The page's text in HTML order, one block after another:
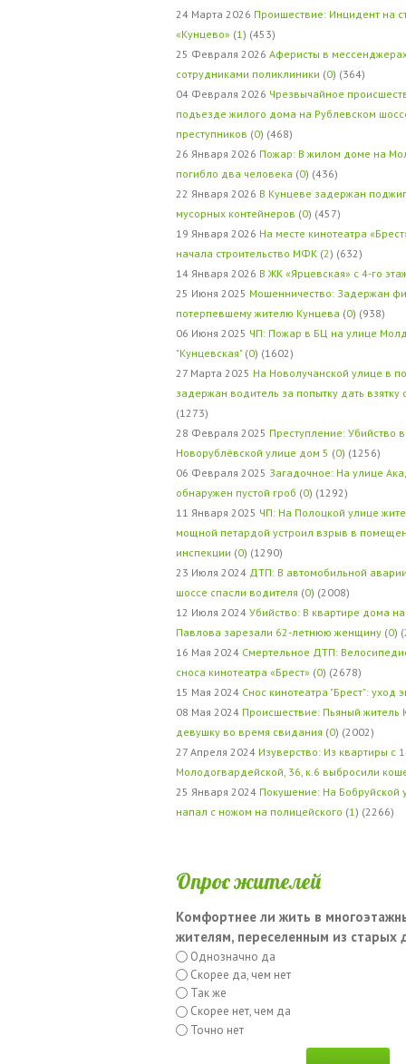
24 Марта 2026 Проишествие: Инцидент на
«Кунцево» (1 ) (453)
25 Февраля 2026 Аферисты в
сотрудниками поликлиники (0) (364)
04 Февраля 2026 Чрезвычайное
подъезде жилого дома на Рублевском
преступников (0) (468)
26 Января 2026 Пожар: В жилом доме на
погибло два человека (0) (436)
22 Января 2026 В Кунцеве задержан
мусорных контейнеров (0) (457)
19 Января 2026 На месте кинотеатра
начала строительство МФК (2) (632)
14 Января 2026 В ЖК «Ярцевская» с 4-го
25 Июня 2025 Мошенничество: Задержан
потерпевшему жителю Кунцева (0) (938)
06 Июня 2025 ЧП: Пожар в БЦ на улице
"Кунцевская" (0) (1602)
27 Марта 2025 На Новолучанской улице в
задержан водитель за попытку дать
(1273)
28 Февраля 2025 Преступление: Убийство
Новорублёвской улице дом 5 (0) (1256)
06 Февраля 2025 Загадочное: На улице
обнаружен пустой гроб (0) (1292)
11 Января 2025 ЧП: На Полоцкой улице
мощной петардой устроил взрыв в
инспекции (0) (1290)
23 Июля 2024 ДТП: В автомобильной
шоссе спасли водителя (0) (2008)
12 Июля 2024 Убийство: В квартире дома
Павлова зарезали 62-летнюю женщину (0)
16 Мая 2024 Смертельное ДТП:
сноса кинотеатра «Брест» (0) (2678)
15 Мая 2024 Снос кинотеатра "Брест": уход
08 Мая 2024 Происшествие: Пьяный житель
девушку во время свидания (0) (2002)
27 Апреля 2024 Изуверство: Из квартиры с
Молодогвардейской, 36, к.6 выбросили
25 Января 2024 Покушение: На Бобруйской
напал с ножом на полицейского (1 ) (2266)
Опрос жителей
Комфортнее ли жить в
жителям, переселенным из старых
Однозначно да
Скорее да, чем нет
Так же
Скорее нет, чем да
Точно нет